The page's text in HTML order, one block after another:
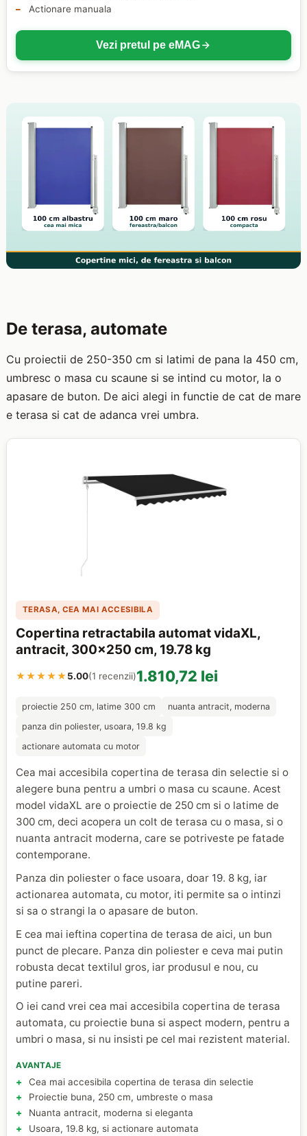
Actionare manuala
Vezi pretul pe eMAG
De terasa, automate
Cu proiectii de 250-350 cm si latimi de pana la 450 cm,
umbresc o masa cu scaune si se intind cu motor, la o
apasare de buton. De aici alegi in functie de cat de mare
e terasa si cat de adanca vrei umbra.
TERASA, CEA MAI ACCESIBILA
Copertina retractabila automat vidaXL,
antracit, 300x250 cm, 19.78 kg
★★★★★5.00(1 recenzii)1.810,72 lei
proiectie 250 cm, latime 300 cm
nuanta antracit, moderna
panza din poliester, usoara, 19.8 kg
actionare automata cu motor
Cea mai accesibila copertina de terasa din selectie si o
alegere buna pentru a umbri o masa cu scaune. Acest
model vidaXL are o proiectie de 250 cm si o latime de
300 cm, deci acopera un colt de terasa cu o masa, si o
nuanta antracit moderna, care se potriveste pe fatade
contemporane.
Panza din poliester o face usoara, doar 19. 8 kg, iar
actionarea automata, cu motor, iti permite sa o intinzi
si sa o strangi la o apasare de buton.
E cea mai ieftina copertina de terasa de aici, un bun
punct de plecare. Panza din poliester e ceva mai putin
robusta decat textilul gros, iar produsul e nou, cu
putine pareri.
O iei cand vrei cea mai accesibila copertina de terasa
automata, cu proiectie buna si aspect modern, pentru a
umbri o masa, si nu insisti pe cel mai rezistent material.
AVANTAJE
Cea mai accesibila copertina de terasa din selectie
Proiectie buna, 250 cm, umbreste o masa
Nuanta antracit, moderna si eleganta
Usoara, 19.8 kg, si actionare automata